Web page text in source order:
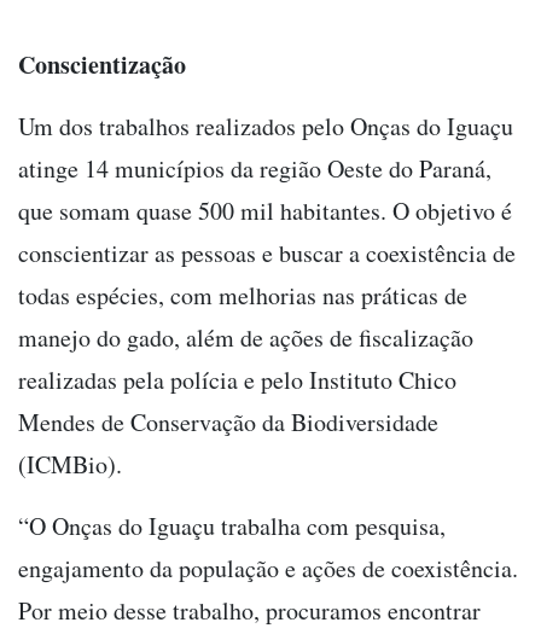
Conscientização
Um dos trabalhos realizados pelo Onças do Iguaçu
atinge 14 municípios da região Oeste do Paraná,
que somam quase 500 mil habitantes. O objetivo é
conscientizar as pessoas e buscar a coexistência de
todas espécies, com melhorias nas práticas de
manejo do gado, além de ações de fiscalização
realizadas pela polícia e pelo Instituto Chico
Mendes de Conservação da Biodiversidade
(ICMBio).
“O Onças do Iguaçu trabalha com pesquisa,
engajamento da população e ações de coexistência.
Por meio desse trabalho, procuramos encontrar